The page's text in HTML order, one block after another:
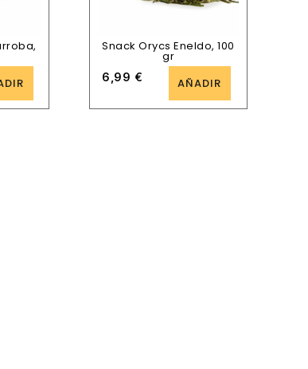
Snack Orycs Eneldo, 100
gr
6,99 € AÑADIR